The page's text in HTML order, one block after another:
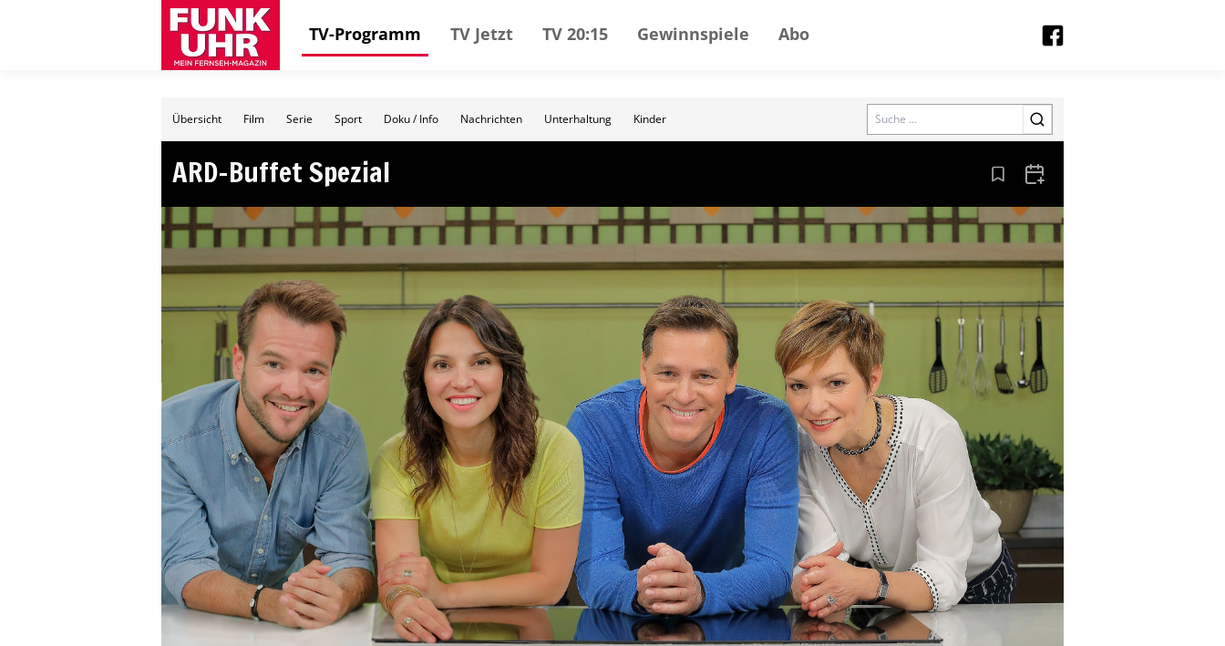
TV-Programm TV Jetzt TV 20:15 Gewinnspiele Abo
Übersicht Film Serie Sport Doku / Info Nachrichten Unterhaltung Kinder Search
ARD-Buffet Spezial Aus den Lesezeichen entfernen
Zum Kalender hinzufügen